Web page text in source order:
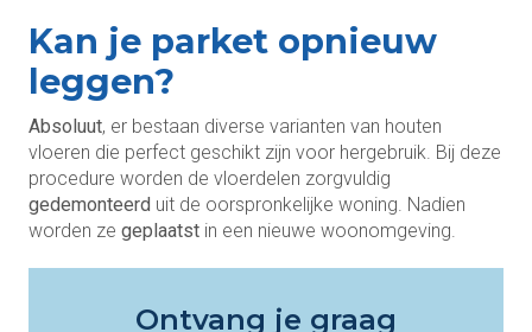
Kan je parket opnieuw
leggen?
Absoluut, er bestaan diverse varianten van houten
vloeren die perfect geschikt zijn voor hergebruik. Bij deze
procedure worden de vloerdelen zorgvuldig
gedemonteerd uit de oorspronkelijke woning. Nadien
worden ze geplaatst in een nieuwe woonomgeving.
Ontvang je graag